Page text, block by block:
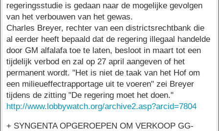
regeringsstudie is gedaan naar de mogelijke gevolgen
van het verbouwen van het gewas.
Charles Breyer, rechter van een districtsrechtbank die
al eerder heeft bepaald dat de regering illegaal handelde
door GM alfalafa toe te laten, besloot in maart tot een
tijdelijk verbod en zal op 27 april aangeven of het
permanent wordt. "Het is niet de taak van het Hof om
een milieueffectrapportage uit te voeren" zei Breyer
tijdens de zitting "De regering moet het doen."
http://www.lobbywatch.org/archive2.asp?arcid=7804
+ SYNGENTA OPGEROEPEN OM VERKOOP GG-